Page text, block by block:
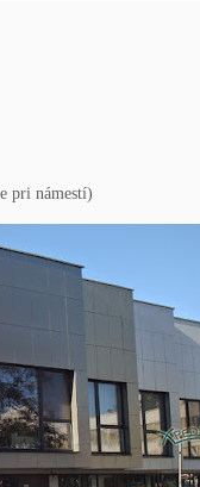
pri námestí)